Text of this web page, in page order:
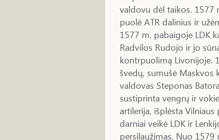
valdovu dėl taikos. 1577
puolė ATR dalinius ir
1577 m. pabaigoje LDK
Radvilos Rudojo ir jo
kontrpuolimą Livonijoje.
švedų, sumušė Maskvos
valdovas Steponas
sustiprinta vengrų ir
artilerija, išplėsta
darniai veikė LDK ir
persilaužimas. Nuo 1579